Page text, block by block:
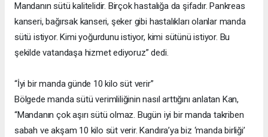
Mandanın sütü kalitelidir. Birçok hastalığa da şifadır. Pankreas
kanseri, bağırsak kanseri, şeker gibi hastalıkları olanlar manda
sütü istiyor. Kimi yoğurdunu istiyor, kimi sütünü istiyor. Bu
şekilde vatandaşa hizmet ediyoruz” dedi.
“İyi bir manda günde 10 kilo süt verir”
Bölgede manda sütü verimliliğinin nasıl arttığını anlatan Kan,
“Mandanın çok aşırı sütü olmaz. Bugün iyi bir manda takriben
sabah ve akşam 10 kilo süt verir. Kandıra’ya biz ‘manda birliği’